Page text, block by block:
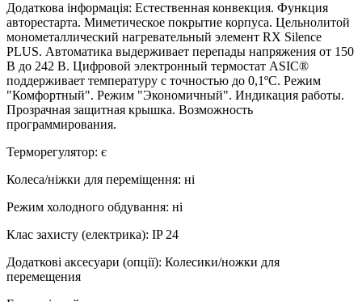
Додаткова інформація: Естественная конвекция. Функция
авторестарта. Миметическое покрытие корпуса. Цельнолитой
монометаллический нагревательный элемент RX Silence
PLUS. Автоматика выдерживает перепады напряжения от 150
В до 242 В. Цифровой электронный термостат ASIC®
поддерживает температуру с точностью до 0,1ºС. Режим
"Комфортный". Режим "Экономичный". Индикация работы.
Прозрачная защитная крышка. Возможность
программирования.
Терморегулятор: є
Колеса/ніжки для переміщення: ні
Режим холодного обдування: ні
Клас захисту (електрика): IP 24
Додаткові аксесуари (опції): Колесики/ножки для
перемещения